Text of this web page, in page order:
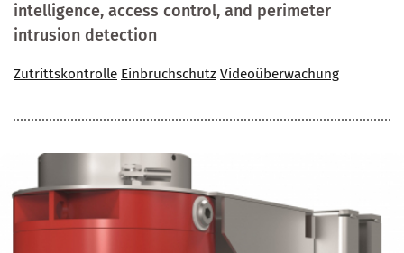
intelligence, access control, and perimeter
intrusion detection
Zutrittskontrolle Einbruchschutz Videoüberwachung